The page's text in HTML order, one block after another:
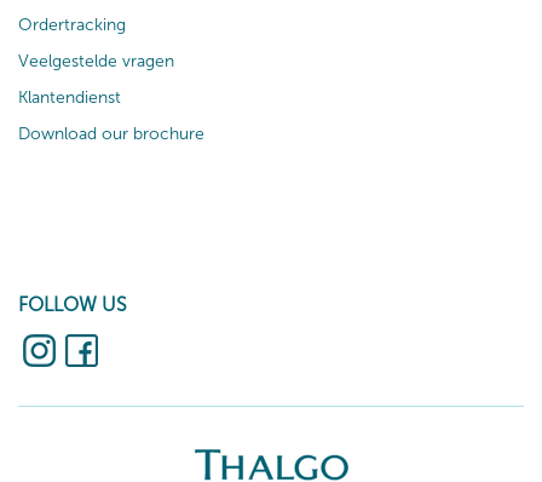
Ordertracking
Veelgestelde vragen
Klantendienst
Download our brochure
FOLLOW US